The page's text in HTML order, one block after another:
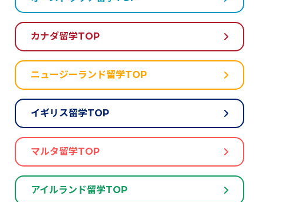
カナダ留学TOP
ニュージーランド留学TOP
イギリス留学TOP
マルタ留学TOP
アイルランド留学TOP